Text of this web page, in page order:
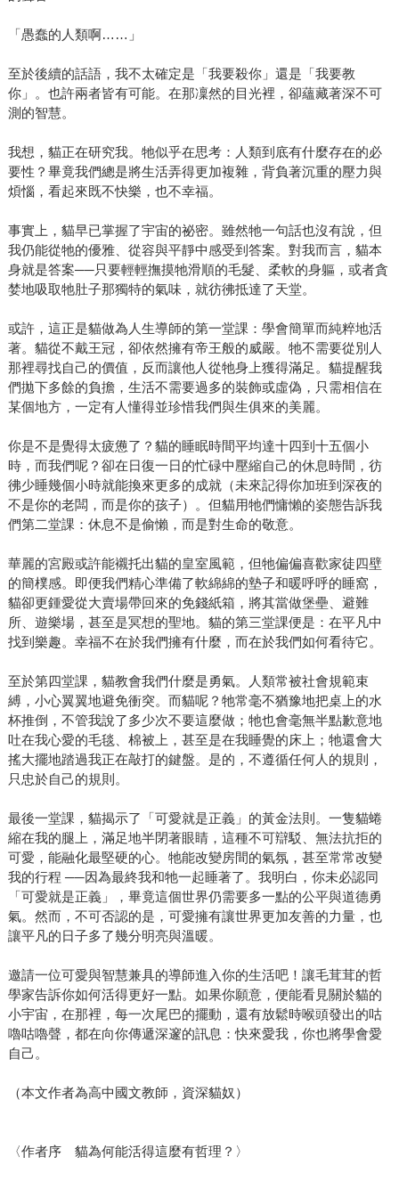
「愚蠢的人類啊……」
至於後續的話語，我不太確定是「我要殺你」還是「我要教
你」。也許兩者皆有可能。在那凜然的目光裡，卻蘊藏著深不可
測的智慧。
我想，貓正在研究我。牠似乎在思考：人類到底有什麼存在的必
要性？畢竟我們總是將生活弄得更加複雜，背負著沉重的壓力與
煩惱，看起來既不快樂，也不幸福。
事實上，貓早已掌握了宇宙的祕密。雖然牠一句話也沒有說，但
我仍能從牠的優雅、從容與平靜中感受到答案。對我而言，貓本
身就是答案──只要輕輕撫摸牠滑順的毛髮、柔軟的身軀，或者貪
婪地吸取牠肚子那獨特的氣味，就彷彿抵達了天堂。
或許，這正是貓做為人生導師的第一堂課：學會簡單而純粹地活
著。貓從不戴王冠，卻依然擁有帝王般的威嚴。牠不需要從別人
那裡尋找自己的價值，反而讓他人從牠身上獲得滿足。貓提醒我
們拋下多餘的負擔，生活不需要過多的裝飾或虛偽，只需相信在
某個地方，一定有人懂得並珍惜我們與生俱來的美麗。
你是不是覺得太疲憊了？貓的睡眠時間平均達十四到十五個小
時，而我們呢？卻在日復一日的忙碌中壓縮自己的休息時間，彷
彿少睡幾個小時就能換來更多的成就（未來記得你加班到深夜的
不是你的老闆，而是你的孩子）。但貓用牠們慵懶的姿態告訴我
們第二堂課：休息不是偷懶，而是對生命的敬意。
華麗的宮殿或許能襯托出貓的皇室風範，但牠偏偏喜歡家徒四壁
的簡樸感。即便我們精心準備了軟綿綿的墊子和暖呼呼的睡窩，
貓卻更鍾愛從大賣場帶回來的免錢紙箱，將其當做堡壘、避難
所、遊樂場，甚至是冥想的聖地。貓的第三堂課便是：在平凡中
找到樂趣。幸福不在於我們擁有什麼，而在於我們如何看待它。
至於第四堂課，貓教會我們什麼是勇氣。人類常被社會規範束
縛，小心翼翼地避免衝突。而貓呢？牠常毫不猶豫地把桌上的水
杯推倒，不管我說了多少次不要這麼做；牠也會毫無半點歉意地
吐在我心愛的毛毯、棉被上，甚至是在我睡覺的床上；牠還會大
搖大擺地踏過我正在敲打的鍵盤。是的，不遵循任何人的規則，
只忠於自己的規則。
最後一堂課，貓揭示了「可愛就是正義」的黃金法則。一隻貓蜷
縮在我的腿上，滿足地半閉著眼睛，這種不可辯駁、無法抗拒的
可愛，能融化最堅硬的心。牠能改變房間的氣氛，甚至常常改變
我的行程 ──因為最終我和牠一起睡著了。我明白，你未必認同
「可愛就是正義」，畢竟這個世界仍需要多一點的公平與道德勇
氣。然而，不可否認的是，可愛擁有讓世界更加友善的力量，也
讓平凡的日子多了幾分明亮與溫暖。
邀請一位可愛與智慧兼具的導師進入你的生活吧！讓毛茸茸的哲
學家告訴你如何活得更好一點。如果你願意，便能看見關於貓的
小宇宙，在那裡，每一次尾巴的擺動，還有放鬆時喉頭發出的咕
嚕咕嚕聲，都在向你傳遞深邃的訊息：快來愛我，你也將學會愛
自己。
（本文作者為高中國文教師，資深貓奴）
〈作者序 貓為何能活得這麼有哲理？〉